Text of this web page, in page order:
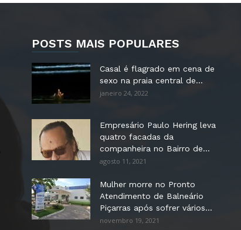
POSTS MAIS POPULARES
Casal é flagrado em cena de
sexo na praia central de...
janeiro 24, 2022
Empresário Paulo Hering leva
quatro facadas da
companheira no Bairro de...
agosto 11, 2021
Mulher morre no Pronto
Atendimento de Balneário
Piçarras após sofrer vários...
novembro 19, 2021